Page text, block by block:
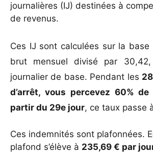
journalières (IJ) destinées à
de revenus.
Ces IJ sont calculées sur la
brut mensuel divisé par
journalier de base. Pendant les
d’arrêt, vous percevez 60%
partir du 29e jour, ce taux passe
Ces indemnités sont plafonnées.
plafond s’élève à 235,69 € par